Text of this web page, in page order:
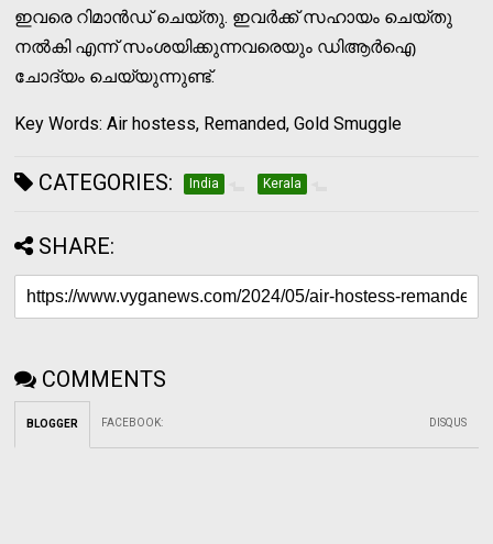
ഇവരെ റിമാന്‍ഡ് ചെയ്തു. ഇവര്‍ക്ക് സഹായം ചെയ്തു
നല്‍കി എന്ന് സംശയിക്കുന്നവരെയും ഡിആര്‍ഐ
ചോദ്യം ചെയ്യുന്നുണ്ട്.
Key Words: Air hostess, Remanded, Gold Smuggle
CATEGORIES: India Kerala
SHARE:
COMMENTS
BLOGGER FACEBOOK: DISQUS